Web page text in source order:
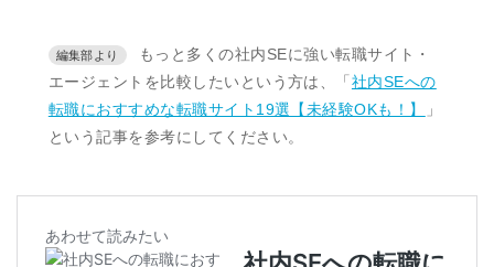
もっと多くの社内SEに強い転職サイト・
エージェントを比較したいという方は、「 社内SEへの
転職におすすめな転職サイト19選【未経験OKも！】
」
という記事を参考にしてください。